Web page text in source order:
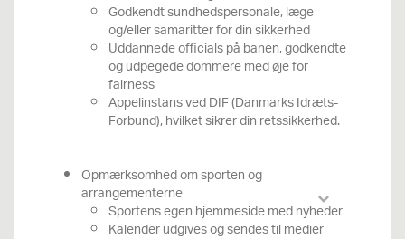
Godkendt sundhedspersonale, læge
og/eller samaritter for din sikkerhed
Uddannede officials på banen, godkendte
og udpegede dommere med øje for
fairness
Appelinstans ved DIF (Danmarks Idræts-
Forbund), hvilket sikrer din retssikkerhed.
Opmærksomhed om sporten og
arrangementerne
Sportens egen hjemmeside med nyheder
Kalender udgives og sendes til medier